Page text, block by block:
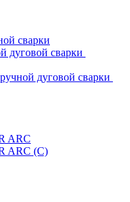
сварки
дуговой сварки
дуговой сварки
ARC
ARC (С)